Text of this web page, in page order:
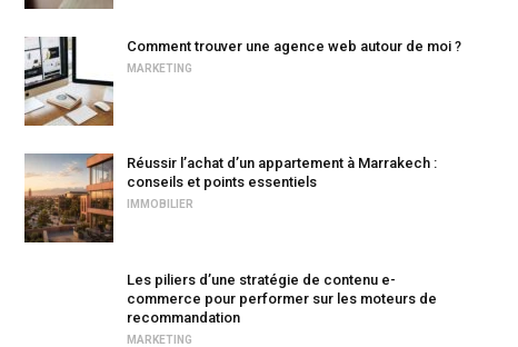
Comment trouver une agence web autour de moi ?
MARKETING
Réussir l’achat d’un appartement à Marrakech :
conseils et points essentiels
IMMOBILIER
Les piliers d’une stratégie de contenu e-
commerce pour performer sur les moteurs de
recommandation
MARKETING